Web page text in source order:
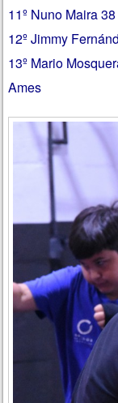
11º Nuno Maira
12º Jimmy
13º Mario
Ames